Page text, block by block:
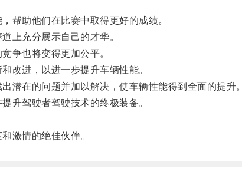
助他们在比赛中取得更好的成绩。
上充分展示自己的才华。
争也将变得更加公平。
进，以进一步提升车辆性能。
在的问题并加以解决，使车辆性能得到全面的提升。
驾驶者驾驶技术的终极装备。
激情的绝佳伙伴。